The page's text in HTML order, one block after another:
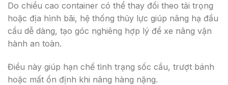
Do chiều cao container có thể thay đổi theo tải trọng
hoặc địa hình bãi, hệ thống thủy lực giúp nâng hạ đầu
cầu dễ dàng, tạo góc nghiêng hợp lý để xe nâng vận
hành an toàn.
Điều này giúp hạn chế tình trạng sốc cầu, trượt bánh
hoặc mất ổn định khi nâng hàng nặng.